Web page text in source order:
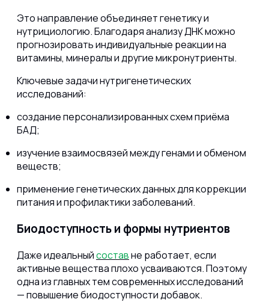
Это направление объединяет генетику и
нутрициологию. Благодаря анализу ДНК можно
прогнозировать индивидуальные реакции на
витамины, минералы и другие микронутриенты.
Ключевые задачи нутригенетических
исследований:
создание персонализированных схем приёма
БАД;
изучение взаимосвязей между генами и обменом
веществ;
применение генетических данных для коррекции
питания и профилактики заболеваний.
Биодоступность и формы нутриентов
Даже идеальныйсоставне работает, если
активные вещества плохо усваиваются. Поэтому
одна из главных тем современных исследований
— повышение биодоступности добавок.